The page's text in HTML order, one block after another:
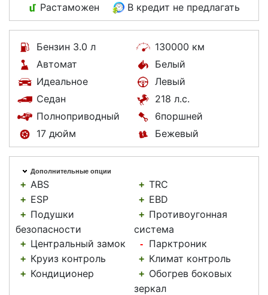
Растаможен В кредит не предлагать
Бензин 3.0 л
130000 км
Автомат
Белый
Идеальное
Левый
Седан
218 л.с.
Полноприводный
6поршней
17 дюйм
Бежевый
Дополнительные опции
+ ABS + TRC
+ ESP + EBD
+ Подушки
безопасности
+ Противоугонная
система
+ Центральный замок - Парктроник
+ Круиз контроль + Климат контроль
+ Кондиционер + Обогрев боковых
зеркал